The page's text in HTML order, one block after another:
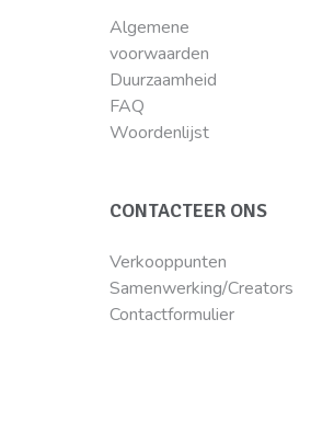
Algemene
voorwaarden
Duurzaamheid
FAQ
Woordenlijst
CONTACTEER ONS
Verkooppunten
Samenwerking/Creators
Contactformulier